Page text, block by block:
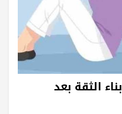
الثقة بعد